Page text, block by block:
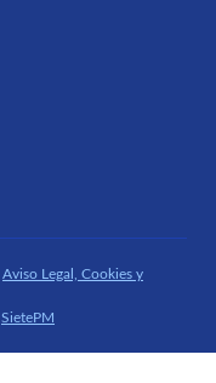
Aviso Legal, Cookies y
SietePM